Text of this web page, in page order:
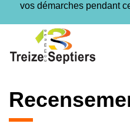
vos démarches pendant
contenu
pied